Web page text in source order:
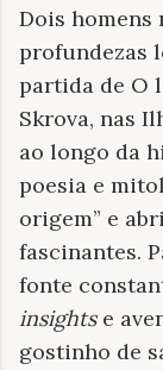
Dois homens
profundezas
partida de O
Skrova, nas
ao longo da
poesia e
origem” e
fascinantes.
fonte
insightse
gostinho de